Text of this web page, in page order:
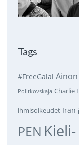
Tags
#FreeGalal
Politkovskaja Charlie
ihmisoikeudet Iran
PEN